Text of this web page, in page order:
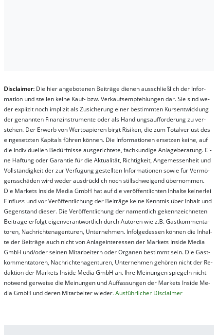
Dis­clai­mer: Die hier an­ge­bo­te­nen Bei­trä­ge die­nen aus­schließ­lich der In­for­
ma­t­ion und stel­len kei­ne Kauf- bzw. Ver­kaufs­em­pfeh­lung­en dar. Sie sind we­
der ex­pli­zit noch im­pli­zit als Zu­sich­er­ung ei­ner be­stim­mt­en Kurs­ent­wick­lung
der ge­nan­nt­en Fi­nanz­in­stru­men­te oder als Handl­ungs­auf­for­der­ung zu ver­
steh­en. Der Er­werb von Wert­pa­pier­en birgt Ri­si­ken, die zum To­tal­ver­lust des
ein­ge­setz­ten Ka­pi­tals füh­ren kön­nen. Die In­for­ma­tion­en er­setz­en kei­ne, auf
die in­di­vi­du­el­len Be­dür­fnis­se aus­ge­rich­te­te, fach­kun­di­ge An­la­ge­be­ra­tung. Ei­
ne Haf­tung oder Ga­ran­tie für die Ak­tu­ali­tät, Rich­tig­keit, An­ge­mes­sen­heit und
Vol­lständ­ig­keit der zur Ver­fü­gung ge­stel­lt­en In­for­ma­tion­en so­wie für Ver­mö­
gens­schä­den wird we­der aus­drück­lich noch stil­lschwei­gend über­nom­men.
Die Mar­kets In­side Me­dia GmbH hat auf die ver­öf­fent­lich­ten In­hal­te kei­ner­lei
Ein­fluss und vor Ver­öf­fent­lich­ung der Bei­trä­ge kei­ne Ken­nt­nis über In­halt und
Ge­gen­stand die­ser. Die Ver­öf­fent­lich­ung der na­ment­lich ge­kenn­zeich­net­en
Bei­trä­ge er­folgt ei­gen­ver­ant­wort­lich durch Au­tor­en wie z.B. Gast­kom­men­ta­
tor­en, Nach­richt­en­ag­en­tur­en, Un­ter­neh­men. In­fol­ge­des­sen kön­nen die In­hal­
te der Bei­trä­ge auch nicht von An­la­ge­in­te­res­sen der Mar­kets In­side Me­dia
GmbH und/oder sei­nen Mit­ar­bei­tern oder Or­ga­nen be­stim­mt sein. Die Gast­
kom­men­ta­tor­en, Nach­rich­ten­ag­en­tur­en, Un­ter­neh­men ge­hör­en nicht der Re­
dak­tion der Mar­kets In­side Me­dia GmbH an. Ihre Mei­nung­en spie­geln nicht
not­wen­di­ger­wei­se die Mei­nung­en und Auf­fas­sung­en der Mar­kets In­side Me­
dia GmbH und de­ren Mit­ar­bei­ter wie­der.Aus­führ­lich­er Dis­clai­mer